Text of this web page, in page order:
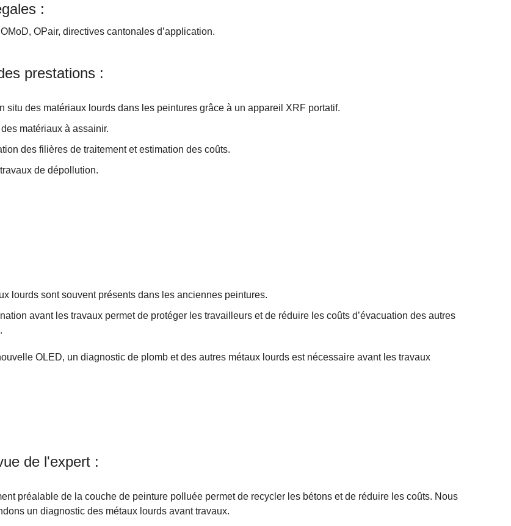
:
OPair, directives cantonales d’application.
prestations :
situ des matériaux lourds dans les peintures grâce à un appareil XRF portatif.
matériaux à assainir.
des filières de traitement et estimation des coûts.
de dépollution.
lourds sont souvent présents dans les anciennes peintures.
avant les travaux permet de protéger les travailleurs et de réduire les coûts d’évacuation des autres
OLED, un diagnostic de plomb et des autres métaux lourds est nécessaire avant les travaux
de l'expert :
préalable de la couche de peinture polluée permet de recycler les bétons et de réduire les coûts. Nous
un diagnostic des métaux lourds avant travaux.